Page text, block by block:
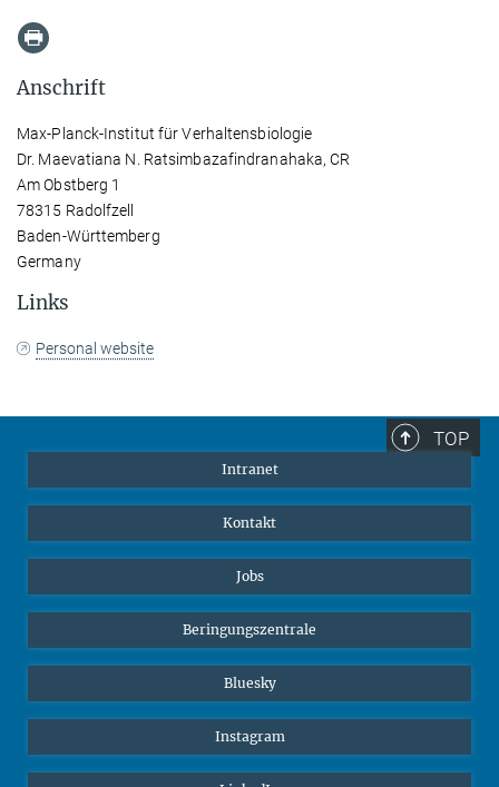
Anschrift
Max-Planck-Institut für Verhaltensbiologie
Dr. Maevatiana N. Ratsimbazafindranahaka, CR
Am Obstberg 1
78315 Radolfzell
Baden-Württemberg
Germany
Links
Personal website
TOP
Intranet
Kontakt
Jobs
Beringungszentrale
Bluesky
Instagram